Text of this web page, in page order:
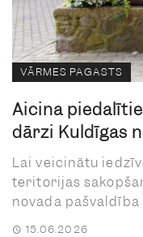
VĀRMES PAGASTS
Aicina
dārzi Kuldīgas
Lai veicinātu
teritorijas
novada
15.06.2026